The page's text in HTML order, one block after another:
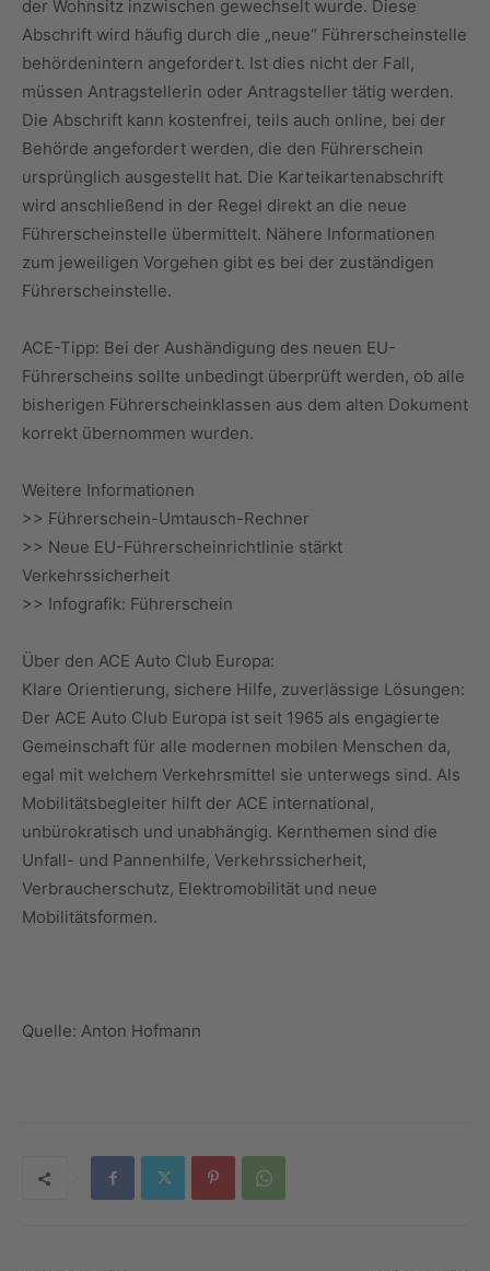
der Wohnsitz inzwischen gewechselt wurde. Diese
Abschrift wird häufig durch die „neue“ Führerscheinstelle
behördenintern angefordert. Ist dies nicht der Fall,
müssen Antragstellerin oder Antragsteller tätig werden.
Die Abschrift kann kostenfrei, teils auch online, bei der
Behörde angefordert werden, die den Führerschein
ursprünglich ausgestellt hat. Die Karteikartenabschrift
wird anschließend in der Regel direkt an die neue
Führerscheinstelle übermittelt. Nähere Informationen
zum jeweiligen Vorgehen gibt es bei der zuständigen
Führerscheinstelle.
ACE-Tipp: Bei der Aushändigung des neuen EU-
Führerscheins sollte unbedingt überprüft werden, ob alle
bisherigen Führerscheinklassen aus dem alten Dokument
korrekt übernommen wurden.
Weitere Informationen
>> Führerschein-Umtausch-Rechner
>> Neue EU-Führerscheinrichtlinie stärkt
Verkehrssicherheit
>> Infografik: Führerschein
Über den ACE Auto Club Europa:
Klare Orientierung, sichere Hilfe, zuverlässige Lösungen:
Der ACE Auto Club Europa ist seit 1965 als engagierte
Gemeinschaft für alle modernen mobilen Menschen da,
egal mit welchem Verkehrsmittel sie unterwegs sind. Als
Mobilitätsbegleiter hilft der ACE international,
unbürokratisch und unabhängig. Kernthemen sind die
Unfall- und Pannenhilfe, Verkehrssicherheit,
Verbraucherschutz, Elektromobilität und neue
Mobilitätsformen.
Quelle: Anton Hofmann